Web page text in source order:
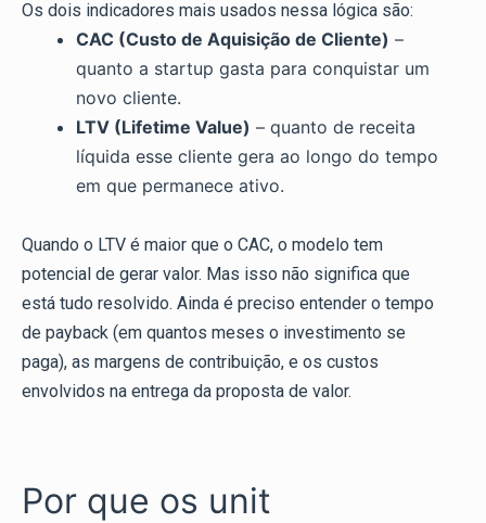
Os dois indicadores mais usados nessa lógica são:
CAC (Custo de Aquisição de Cliente) –
quanto a startup gasta para conquistar um
novo cliente.
LTV (Lifetime Value) – quanto de receita
líquida esse cliente gera ao longo do tempo
em que permanece ativo.
Quando o LTV é maior que o CAC, o modelo tem
potencial de gerar valor. Mas isso não significa que
está tudo resolvido. Ainda é preciso entender o tempo
de payback (em quantos meses o investimento se
paga), as margens de contribuição, e os custos
envolvidos na entrega da proposta de valor.
Por que os unit